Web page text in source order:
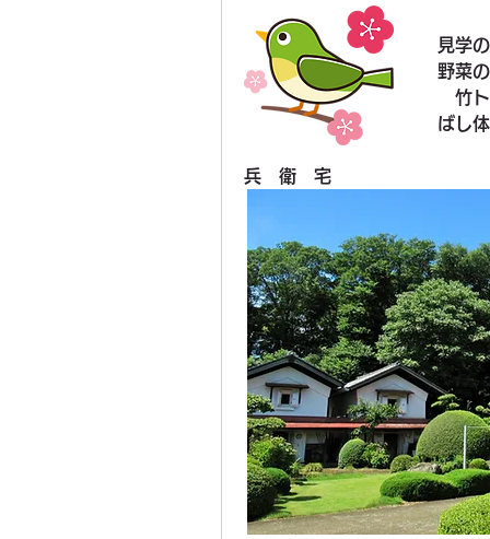
見学
野菜
竹ト
ばし
兵　衛　宅